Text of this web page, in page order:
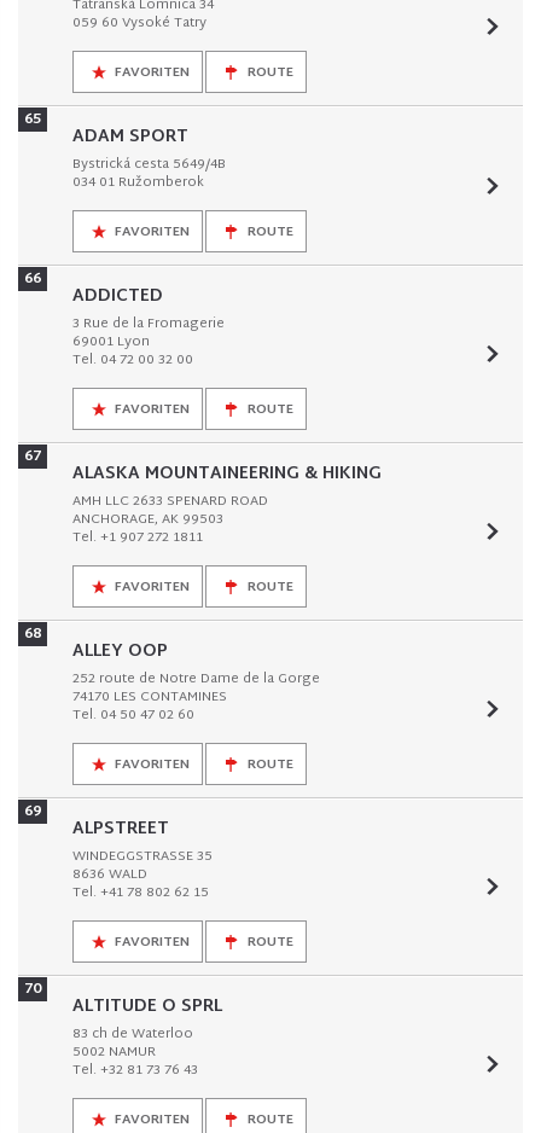
Tatranská Lomnica 34
059 60 Vysoké Tatry
FAVORITEN ROUTE
65
ADAM SPORT
Bystrická cesta 5649/4B
034 01 Ružomberok
FAVORITEN ROUTE
66
ADDICTED
3 Rue de la Fromagerie
69001 Lyon
Tel. 04 72 00 32 00
FAVORITEN ROUTE
67
ALASKA MOUNTAINEERING & HIKING
AMH LLC 2633 SPENARD ROAD
ANCHORAGE, AK 99503
Tel. +1 907 272 1811
FAVORITEN ROUTE
68
ALLEY OOP
252 route de Notre Dame de la Gorge
74170 LES CONTAMINES
Tel. 04 50 47 02 60
FAVORITEN ROUTE
69
ALPSTREET
WINDEGGSTRASSE 35
8636 WALD
Tel. +41 78 802 62 15
FAVORITEN ROUTE
70
ALTITUDE O SPRL
83 ch de Waterloo
5002 NAMUR
Tel. +32 81 73 76 43
FAVORITEN ROUTE